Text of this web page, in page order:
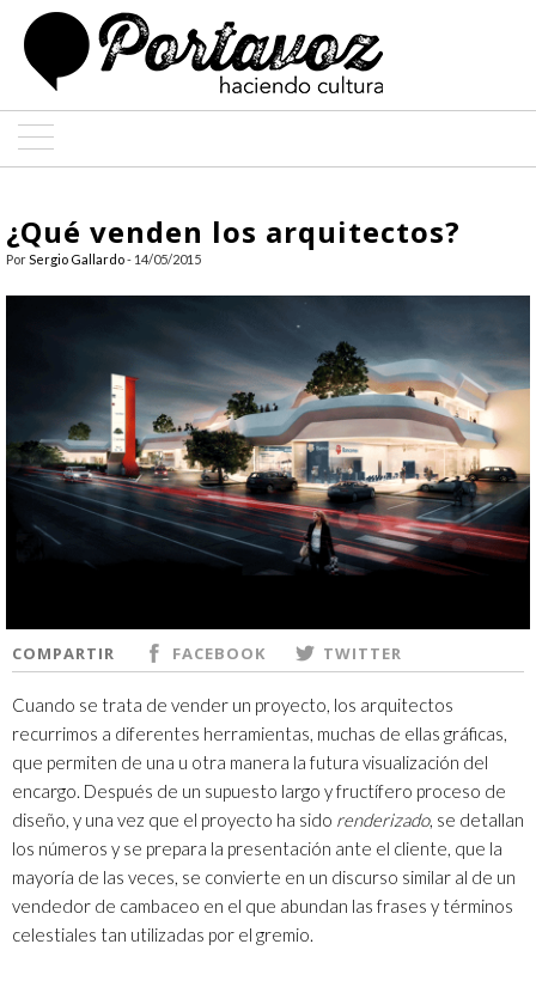
ARQUITECTURA
DISEÑO
ENTREVISTAS
COLABORADORES
¿Qué venden los arquitectos?
PorSergio Gallardo- 14/05/2015
COMPARTIR FACEBOOK TWITTER
Cuando se trata de vender un proyecto, los arquitectos
recurrimos a diferentes herramientas, muchas de ellas gráficas,
que permiten de una u otra manera la futura visualización del
encargo. Después de un supuesto largo y fructífero proceso de
diseño, y una vez que el proyecto ha sido renderizado, se detallan
los números y se prepara la presentación ante el cliente, que la
mayoría de las veces, se convierte en un discurso similar al de un
vendedor de cambaceo en el que abundan las frases y términos
celestiales tan utilizadas por el gremio.